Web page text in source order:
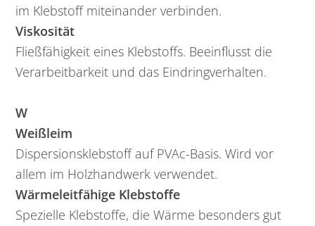
im Klebstoff miteinander verbinden.
Viskosität
Fließfähigkeit eines Klebstoffs. Beeinflusst die
Verarbeitbarkeit und das Eindringverhalten.
W
Weißleim
Dispersionsklebstoff auf PVAc-Basis. Wird vor
allem im Holzhandwerk verwendet.
Wärmeleitfähige Klebstoffe
Spezielle Klebstoffe, die Wärme besonders gut